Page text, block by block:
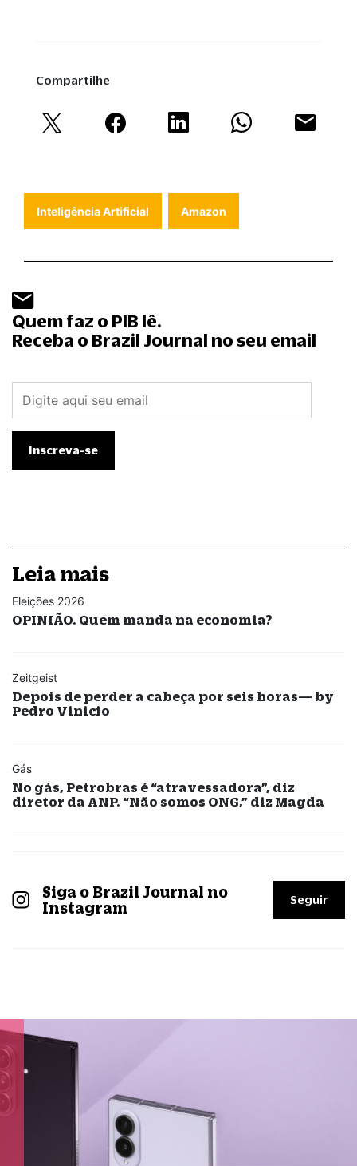
Compartilhe
Inteligência Artificial Amazon
Quem faz o PIB lê.
Receba o Brazil Journal no seu email
Leia mais
Eleições 2026
OPINIÃO. Quem manda na economia?
Zeitgeist
Depois de perder a cabeça por seis horas— by
Pedro Vinicio
Gás
No gás, Petrobras é “atravessadora”, diz
diretor da ANP. “Não somos ONG,” diz Magda
Siga o Brazil Journal no
Instagram
Seguir